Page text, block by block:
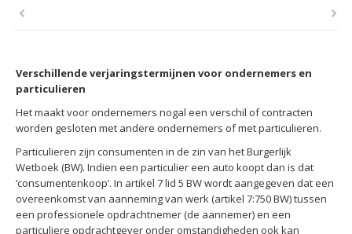
Verschillende verjaringstermijnen voor ondernemers en
particulieren
Het maakt voor ondernemers nogal een verschil of contracten
worden gesloten met andere ondernemers of met particulieren.
Particulieren zijn consumenten in de zin van het Burgerlijk
Wetboek (BW). Indien een particulier een auto koopt dan is dat
‘consumentenkoop’. In artikel 7 lid 5 BW wordt aangegeven dat een
overeenkomst van aanneming van werk (artikel 7:750 BW) tussen
een professionele opdrachtnemer (de aannemer) en een
particuliere opdrachtgever onder omstandigheden ook kan